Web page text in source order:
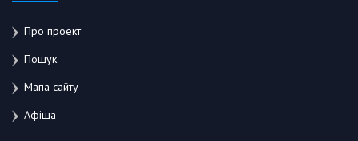
Про проект
Пошук
Мапа сайту
Афіша